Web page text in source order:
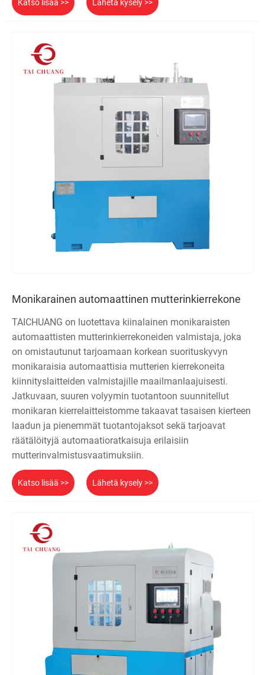
Katso lisää >> Lähetä kysely >>
Monikarainen automaattinen mutterinkierrekone
TAICHUANG on luotettava kiinalainen monikaraisten
automaattisten mutterinkierrekoneiden valmistaja, joka
on omistautunut tarjoamaan korkean suorituskyvyn
monikaraisia ​​automaattisia mutterien kierrekoneita
kiinnityslaitteiden valmistajille maailmanlaajuisesti.
Jatkuvaan, suuren volyymin tuotantoon suunnitellut
monikaran kierrelaitteistomme takaavat tasaisen kierteen
laadun ja pienemmät tuotantojaksot sekä tarjoavat
räätälöityjä automaatioratkaisuja erilaisiin
mutterinvalmistusvaatimuksiin.
Katso lisää >> Lähetä kysely >>